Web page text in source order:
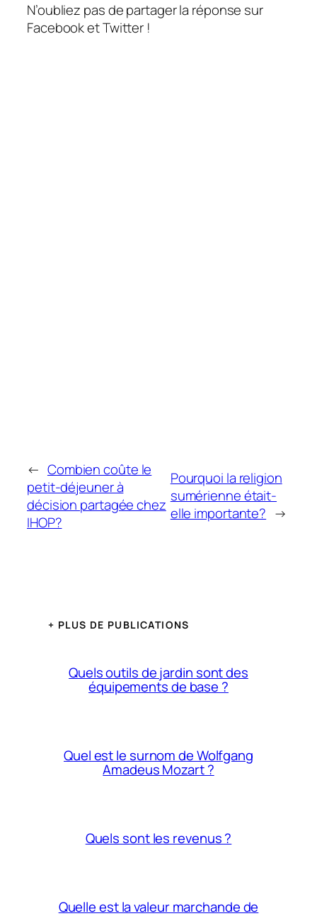
N’oubliez pas de partager la réponse sur
Facebook et Twitter !
← Combien coûte le
petit-déjeuner à
décision partagée chez
IHOP?
Pourquoi la religion
sumérienne était-
elle importante? →
+ PLUS DE PUBLICATIONS
Quels outils de jardin sont des
équipements de base ?
Quel est le surnom de Wolfgang
Amadeus Mozart ?
Quels sont les revenus ?
Quelle est la valeur marchande de